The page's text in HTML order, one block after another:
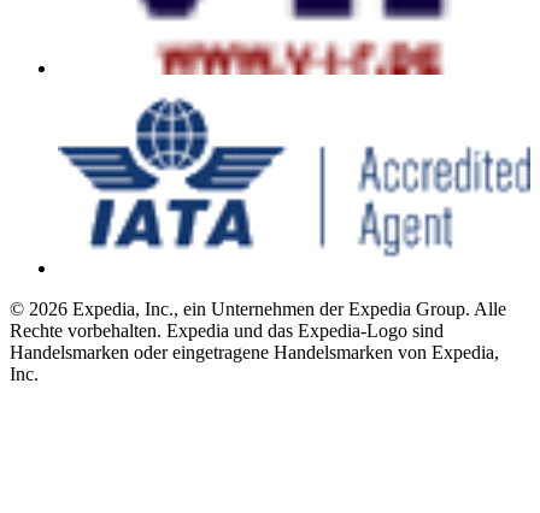
© 2026 Expedia, Inc., ein Unternehmen der Expedia Group. Alle
Rechte vorbehalten. Expedia und das Expedia-Logo sind
Handelsmarken oder eingetragene Handelsmarken von Expedia,
Inc.